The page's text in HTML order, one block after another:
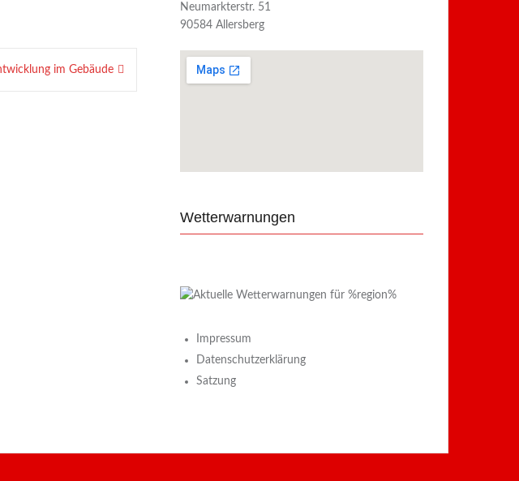
im Gebäude
Neumarkterstr. 51
90584 Allersberg
Wetterwarnungen
Impressum
Datenschutzerklärung
Satzung